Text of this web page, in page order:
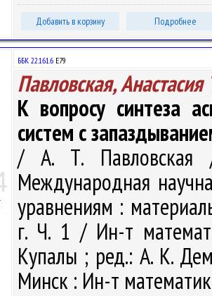
Добавить в корзину Подробнее
ББК 22.161.6 Е79
Павловская, Анастасия
К вопросу синтеза
систем с
/ А. Т. Павловская
Международная
уравнениям :
г. Ч. 1 / Ин-т
Купалы ; ред.: А. К.
Минск : Ин-т